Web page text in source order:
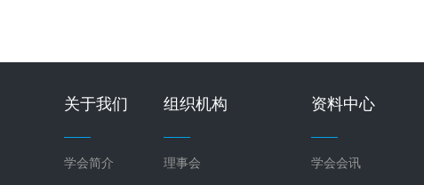
关于我们
学会简介
组织机构
理事会
资料中心
学会会讯